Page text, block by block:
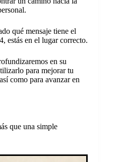
qué mensaje tiene el
estás en el lugar correcto.
en su
para mejorar tu
como para avanzar en
que una simple